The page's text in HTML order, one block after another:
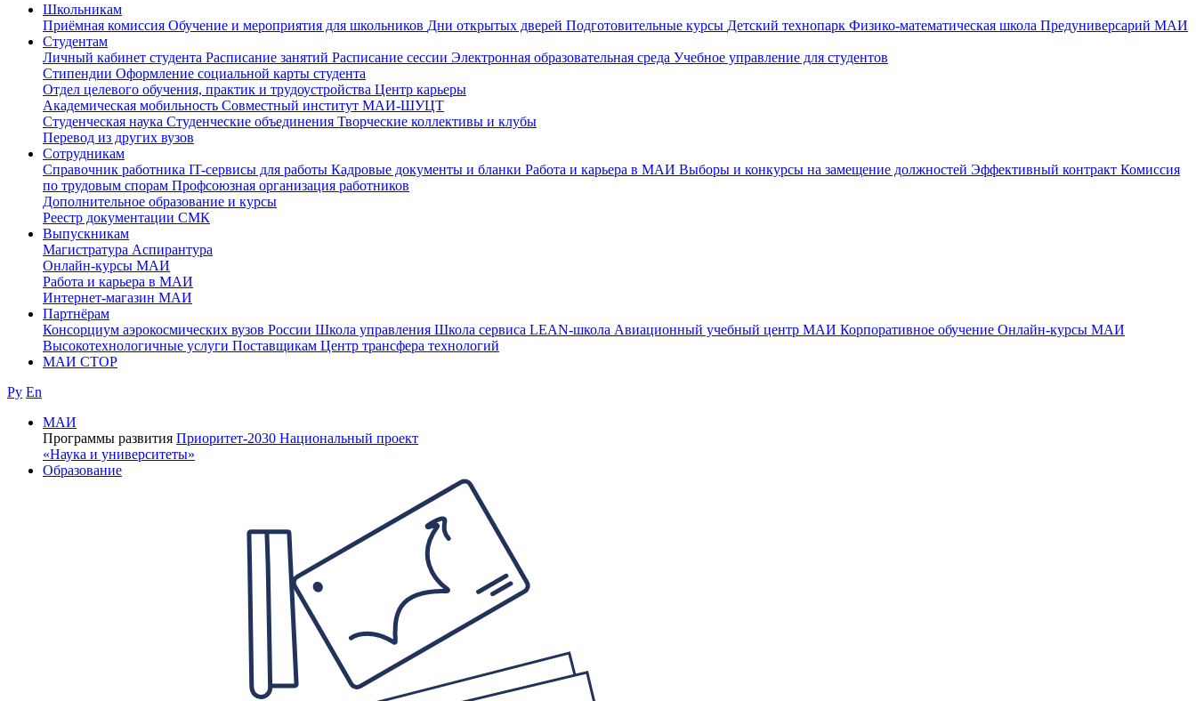
Школьникам
Приёмная комиссия Обучение и мероприятия для школьников Дни открытых дверей Подготовительные курсы Детский технопарк Физико-математическая школа Предуниверсарий МАИ
Студентам
Личный кабинет студента Расписание занятий Расписание сессии Электронная образовательная среда Учебное управление для студентов
Стипендии Оформление социальной карты студента
Отдел целевого обучения, практик и трудоустройства Центр карьеры
Академическая мобильность Совместный институт МАИ-ШУЦТ
Студенческая наука Студенческие объединения Творческие коллективы и клубы
Перевод из других вузов
Сотрудникам
Cправочник работника IT-сервисы для работы Кадровые документы и бланки Работа и карьера в МАИ Выборы и конкурсы на замещение должностей Эффективный контракт Комиссия
по трудовым спорам Профсоюзная организация работников
Дополнительное образование и курсы
Реестр документации СМК
Выпускникам
Магистратура Аспирантура
Онлайн-курсы МАИ
Работа и карьера в МАИ
Интернет-магазин МАИ
Партнёрам
Консорциум аэрокосмических вузов России Школа управления Школа сервиса LEAN-школа Авиационный учебный центр МАИ Корпоративное обучение Онлайн-курсы МАИ
Высокотехнологичные услуги Поставщикам Центр трансфера технологий
МАИ СТОР
Ру En
МАИ
Программы развития Приоритет-2030 Национальный проект
«Наука и университеты»
Образование